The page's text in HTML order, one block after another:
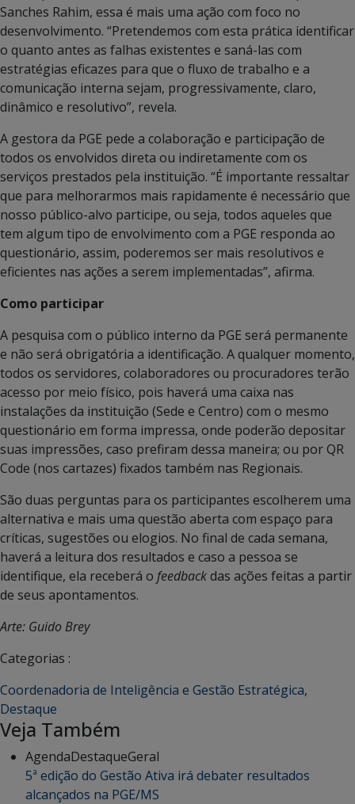
Sanches Rahim, essa é mais uma ação com foco no
desenvolvimento. “Pretendemos com esta prática identificar
o quanto antes as falhas existentes e saná-las com
estratégias eficazes para que o fluxo de trabalho e a
comunicação interna sejam, progressivamente, claro,
dinâmico e resolutivo”, revela.
A gestora da PGE pede a colaboração e participação de
todos os envolvidos direta ou indiretamente com os
serviços prestados pela instituição. “É importante ressaltar
que para melhorarmos mais rapidamente é necessário que
nosso público-alvo participe, ou seja, todos aqueles que
tem algum tipo de envolvimento com a PGE responda ao
questionário, assim, poderemos ser mais resolutivos e
eficientes nas ações a serem implementadas”, afirma.
Como participar
A pesquisa com o público interno da PGE será permanente
e não será obrigatória a identificação. A qualquer momento,
todos os servidores, colaboradores ou procuradores terão
acesso por meio físico, pois haverá uma caixa nas
instalações da instituição (Sede e Centro) com o mesmo
questionário em forma impressa, onde poderão depositar
suas impressões, caso prefiram dessa maneira; ou por QR
Code (nos cartazes) fixados também nas Regionais.
São duas perguntas para os participantes escolherem uma
alternativa e mais uma questão aberta com espaço para
críticas, sugestões ou elogios. No final de cada semana,
haverá a leitura dos resultados e caso a pessoa se
identifique, ela receberá o feedbackdas ações feitas a partir
de seus apontamentos.
Arte: Guido Brey
Categorias :
Coordenadoria de Inteligência e Gestão Estratégica,
Destaque
Veja Também
AgendaDestaqueGeral
5ª edição do Gestão Ativa irá debater resultados
alcançados na PGE/MS